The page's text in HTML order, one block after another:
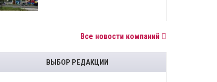
Все новости компаний
ВЫБОР РЕДАКЦИИ